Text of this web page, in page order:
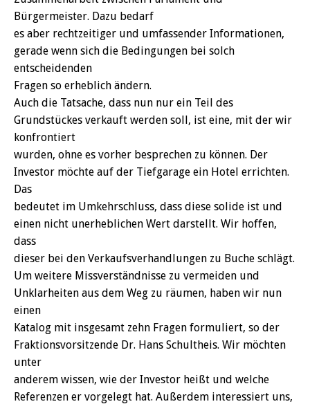
Bürgermeister. Dazu bedarf
es aber rechtzeitiger und umfassender Informationen,
gerade wenn sich die Bedingungen bei solch
entscheidenden
Fragen so erheblich ändern.
Auch die Tatsache, dass nun nur ein Teil des
Grundstückes verkauft werden soll, ist eine, mit der wir
konfrontiert
wurden, ohne es vorher besprechen zu können. Der
Investor möchte auf der Tiefgarage ein Hotel errichten.
Das
bedeutet im Umkehrschluss, dass diese solide ist und
einen nicht unerheblichen Wert darstellt. Wir hoffen,
dass
dieser bei den Verkaufsverhandlungen zu Buche schlägt.
Um weitere Missverständnisse zu vermeiden und
Unklarheiten aus dem Weg zu räumen, haben wir nun
einen
Katalog mit insgesamt zehn Fragen formuliert, so der
Fraktionsvorsitzende Dr. Hans Schultheis. Wir möchten
unter
anderem wissen, wie der Investor heißt und welche
Referenzen er vorgelegt hat. Außerdem interessiert uns,